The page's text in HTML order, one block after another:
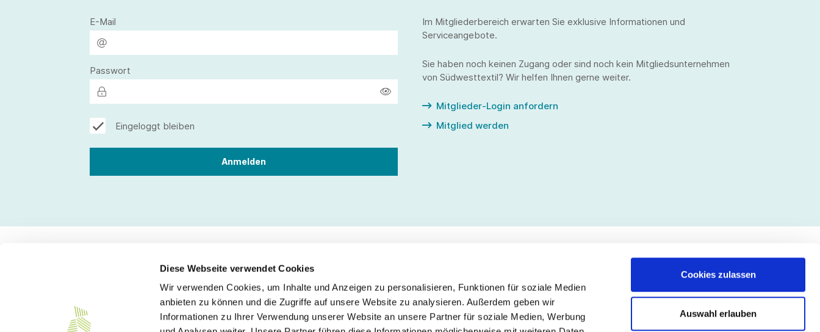
Diese Webseite verwendet Cookies
Wir verwenden Cookies, um Inhalte und Anzeigen zu personalisieren, Funktionen für soziale Medien
anbieten zu können und die Zugriffe auf unsere Website zu analysieren. Außerdem geben wir
Informationen zu Ihrer Verwendung unserer Website an unsere Partner für soziale Medien, Werbung
Cookies zulassen
Auswahl erlauben
E-Mail
Passwort
Eingeloggt bleiben
Im Mitgliederbereich erwarten Sie exklusive Informationen und
Serviceangebote.
Sie haben noch keinen Zugang oder sind noch kein Mitgliedsunternehmen
von Südwesttextil? Wir helfen Ihnen gerne weiter.
Mitglieder-Login anfordern
Mitglied werden
Südwesttextil e. V.
Service
Impressum
Folgen Sie uns